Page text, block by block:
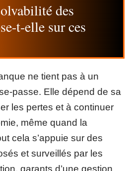
des
t-elle sur ces
ne tient pas à un
passe. Elle dépend de sa
les pertes et à continuer
même quand la
cela s’appuie sur des
et surveillés par les
garants d’une gestion